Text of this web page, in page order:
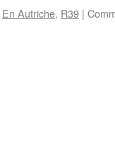
En Autriche, R39 |